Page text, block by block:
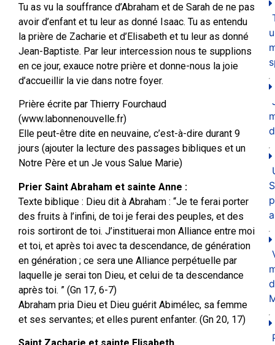
Tu as vu la souffrance d’Abraham et de Sarah de ne pas
avoir d’enfant et tu leur as donné Isaac. Tu as entendu
la prière de Zacharie et d’Elisabeth et tu leur as donné
Jean-Baptiste. Par leur intercession nous te supplions
en ce jour, exauce notre prière et donne-nous la joie
d’accueillir la vie dans notre foyer.
Prière écrite par Thierry Fourchaud
(www.labonnenouvelle.fr)
Elle peut-être dite en neuvaine, c’est-à-dire durant 9
jours (ajouter la lecture des passages bibliques et un
Notre Père et un Je vous Salue Marie)
Prier Saint Abraham et sainte Anne :
Texte biblique : Dieu dit à Abraham : “Je te ferai porter
des fruits à l’infini, de toi je ferai des peuples, et des
rois sortiront de toi. J’instituerai mon Alliance entre moi
et toi, et après toi avec ta descendance, de génération
en génération ; ce sera une Alliance perpétuelle par
laquelle je serai ton Dieu, et celui de ta descendance
après toi. ” (Gn 17, 6-7)
Abraham pria Dieu et Dieu guérit Abimélec, sa femme
et ses servantes; et elles purent enfanter. (Gn 20, 17)